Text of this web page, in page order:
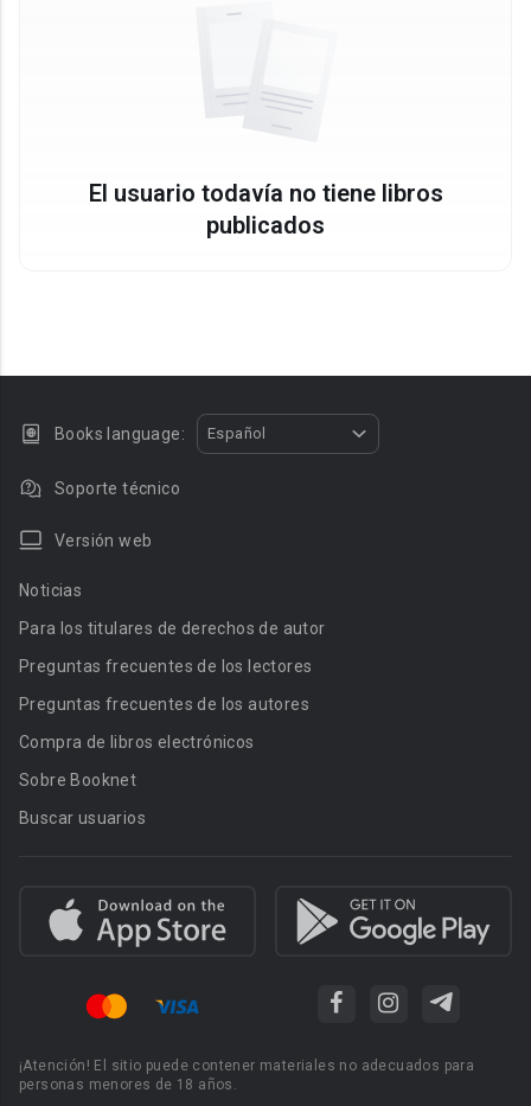
El usuario todavía no tiene libros
publicados
Books language: Español
Soporte técnico
Versión web
Noticias
Para los titulares de derechos de autor
Preguntas frecuentes de los lectores
Preguntas frecuentes de los autores
Compra de libros electrónicos
Sobre Booknet
Buscar usuarios
¡Atención! El sitio puede contener materiales no adecuados para
personas menores de 18 años.